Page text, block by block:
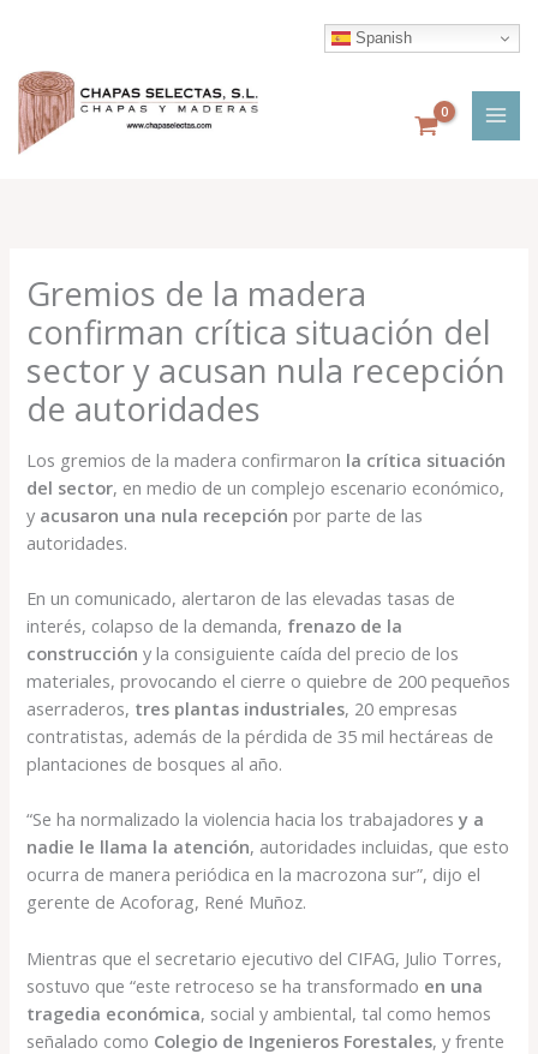
contenido
Spanish
Gremios de la madera
confirman crítica situación del
sector y acusan nula recepción
de autoridades
Los gremios de la madera confirmaron la crítica situación
del sector, en medio de un complejo escenario económico,
y acusaron una nula recepción por parte de las
autoridades.
En un comunicado, alertaron de las elevadas tasas de
interés, colapso de la demanda, frenazo de la
construcción y la consiguiente caída del precio de los
materiales, provocando el cierre o quiebre de 200 pequeños
aserraderos, tres plantas industriales, 20 empresas
contratistas, además de la pérdida de 35 mil hectáreas de
plantaciones de bosques al año.
“Se ha normalizado la violencia hacia los trabajadoresy a
nadie le llama la atención, autoridades incluidas, que esto
ocurra de manera periódica en la macrozona sur”, dijo el
gerente de Acoforag, René Muñoz.
Mientras que el secretario ejecutivo del CIFAG, Julio Torres,
sostuvo que “este retroceso se ha transformado en una
tragedia económica, social y ambiental, tal como hemos
señalado como Colegio de Ingenieros Forestales, y frente